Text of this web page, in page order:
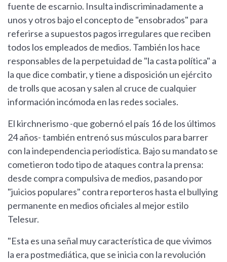
fuente de escarnio. Insulta indiscriminadamente a
unos y otros bajo el concepto de "ensobrados" para
referirse a supuestos pagos irregulares que reciben
todos los empleados de medios. También los hace
responsables de la perpetuidad de "la casta política" a
la que dice combatir, y tiene a disposición un ejército
de trolls que acosan y salen al cruce de cualquier
información incómoda en las redes sociales.
El kirchnerismo -que gobernó el país 16 de los últimos
24 años- también entrenó sus músculos para barrer
con la independencia periodística. Bajo su mandato se
cometieron todo tipo de ataques contra la prensa:
desde compra compulsiva de medios, pasando por
"juicios populares" contra reporteros hasta el bullying
permanente en medios oficiales al mejor estilo
Telesur.
"Esta es una señal muy característica de que vivimos
la era postmediática, que se inicia con la revolución